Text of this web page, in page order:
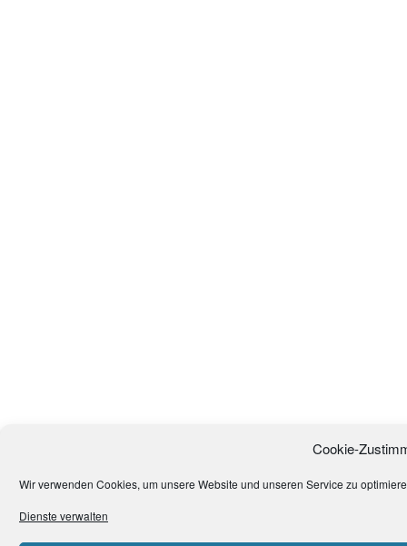
Cookie-
Wir verwenden Cookies, um unsere Website und unseren Service zu
Dienste verwalten